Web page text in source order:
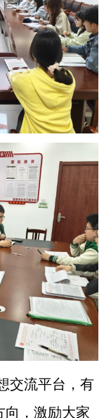
交流平台，有
向，激励大家